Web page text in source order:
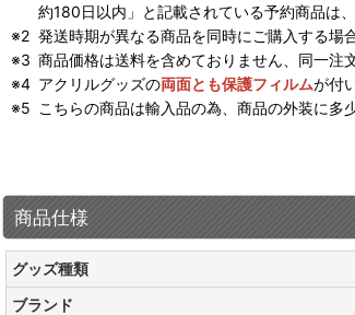
約180日以内」と記載されている予約商品は
発送時期が異なる商品を同時にご購入する場
商品価格は送料を含めておりません、同一注
アクリルグッズの両面とも保護フィルムが付
こちらの商品は輸入品の為、商品の外装に多
商品仕様
グッズ種類
ブランド